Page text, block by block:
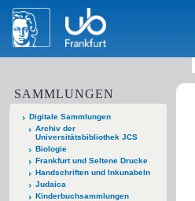
SAMMLUNGEN
Digitale Sammlungen
Archiv der
Universitätsbibliothek JCS
Biologie
Frankfurt und Seltene Drucke
Handschriften und Inkunabeln
Judaica
Kinderbuchsammlungen